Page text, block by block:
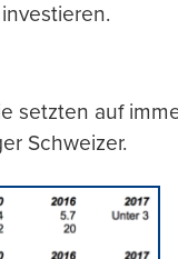
setzten auf
Schweizer.